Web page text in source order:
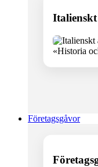
«Historia
Företagsgåvor